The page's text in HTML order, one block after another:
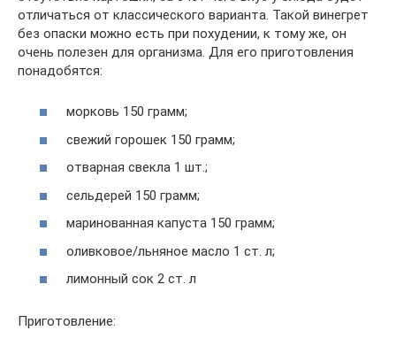
отличаться от классического варианта. Такой винегрет
без опаски можно есть при похудении, к тому же, он
очень полезен для организма. Для его приготовления
понадобятся:
морковь 150 грамм;
свежий горошек 150 грамм;
отварная свекла 1 шт.;
сельдерей 150 грамм;
маринованная капуста 150 грамм;
оливковое/льняное масло 1 ст. л;
лимонный сок 2 ст. л
Приготовление: